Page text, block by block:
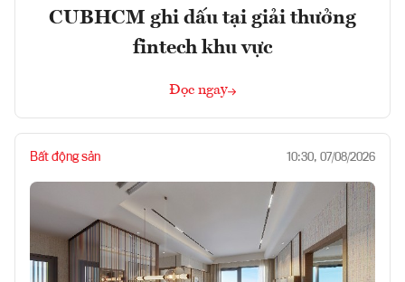
CUBHCM ghi dấu tại giải thưởng
fintech khu vực
Đọc ngay
Bất động sản 10:30, 07/08/2026